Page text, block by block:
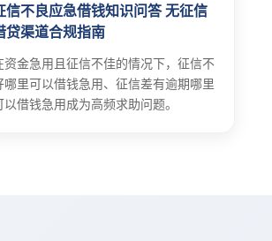
信不良应急借钱知识问答 无征信
贷渠道合规指南
资金急用且征信不佳的情况下，征信不
哪里可以借钱急用、征信差有逾期哪里
以借钱急用成为高频求助问题。